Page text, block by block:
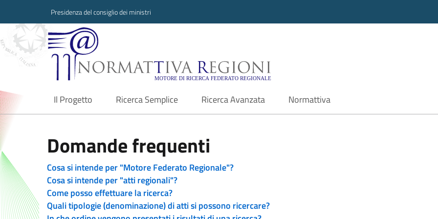
Presidenza del consiglio dei ministri
Normattiva Regioni - Motore di ricerca
Il Progetto
current Ricerca Semplice Ricerca Avanzata Normattiva
Domande frequenti
Cosa si intende per "Motore Federato Regionale"?
Cosa si intende per "atti regionali"?
Come posso effettuare la ricerca?
Quali tipologie (denominazione) di atti si possono ricercare?